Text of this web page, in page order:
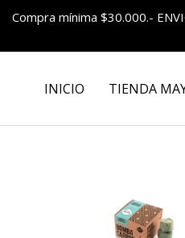
Compra mínima $30.000.-
INICIO TIENDA